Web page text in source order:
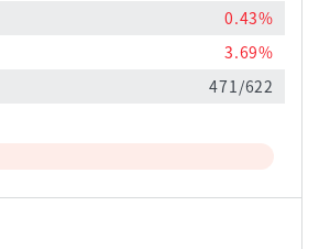
0.43%
3.69%
471/622